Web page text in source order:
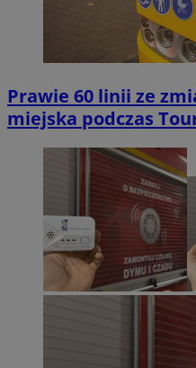
Prawie 60 linii ze
miejska podczas